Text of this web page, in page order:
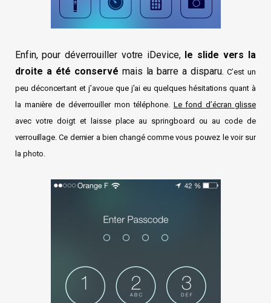
Enfin, pour déverrouiller votre iDevice, le slide vers la
droite a été conservé mais la barre a disparu.C’est un
peu déconcertant et j’avoue que j’ai eu quelques hésitations quant à
la manière de déverrouiller mon téléphone. Le fond d’écran glisse
avec votre doigt et laisse place au springboard ou au code de
verrouillage. Ce dernier a bien changé comme vous pouvez le voir sur
la photo.